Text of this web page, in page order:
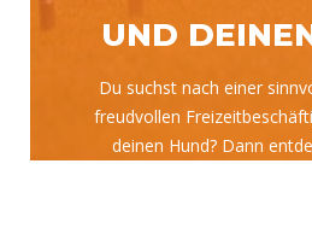
ND
Du suchst nach einer
freudvollen
deinen Hund? Dann